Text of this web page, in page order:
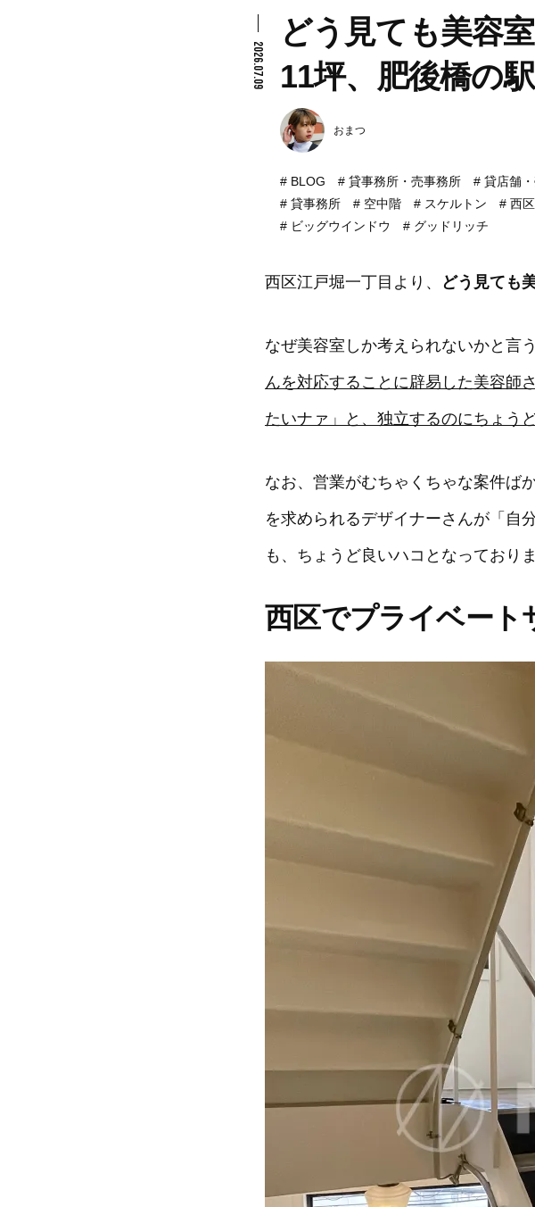
2026.07.09
どう見ても美容
11坪、肥後橋の駅
おまつ
BLOG 貸事務所・売事務所 貸店舗
貸事務所
空中階 スケルトン 西区
ビッグウインドウ
グッドリッチ
西区江戸堀一丁目より、 どう見ても
なぜ美容室しか考えられないかと言う
んを対応することに辟易した美容師
たいナァ」と、独立するのにちょう
なお、営業がむちゃくちゃな案件ば
を求められるデザイナーさんが「自
も、ちょうど良いハコとなっておりま
西区でプライベート